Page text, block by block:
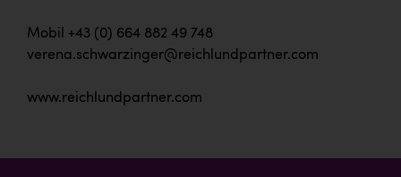
Mobil +43 (0) 664 882 49 748
verena.schwarzinger@reichlundpartner.com
www.reichlundpartner.com